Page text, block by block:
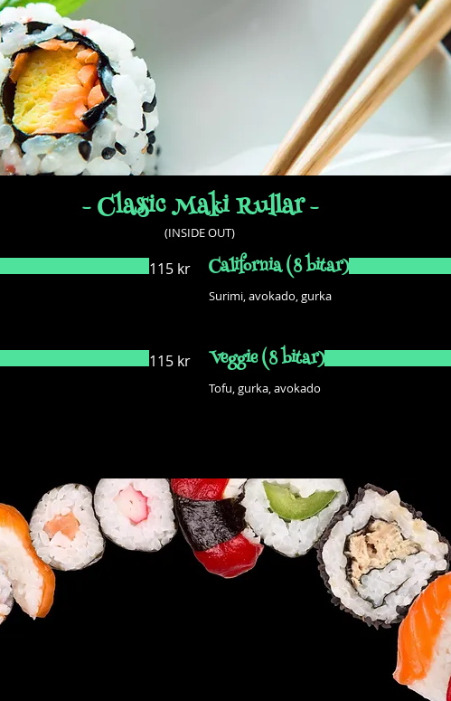
- Classic Maki Rullar -
(INSIDE OUT)
115 kr California (8 bitar)
Surimi, avokado, gurka
115 kr Veggie (8 bitar)
Tofu, gurka, avokado